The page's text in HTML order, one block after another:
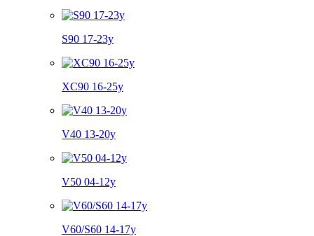
S90 17-23y
XC90 16-25y
V40 13-20y
V50 04-12y
V60/S60 14-17y